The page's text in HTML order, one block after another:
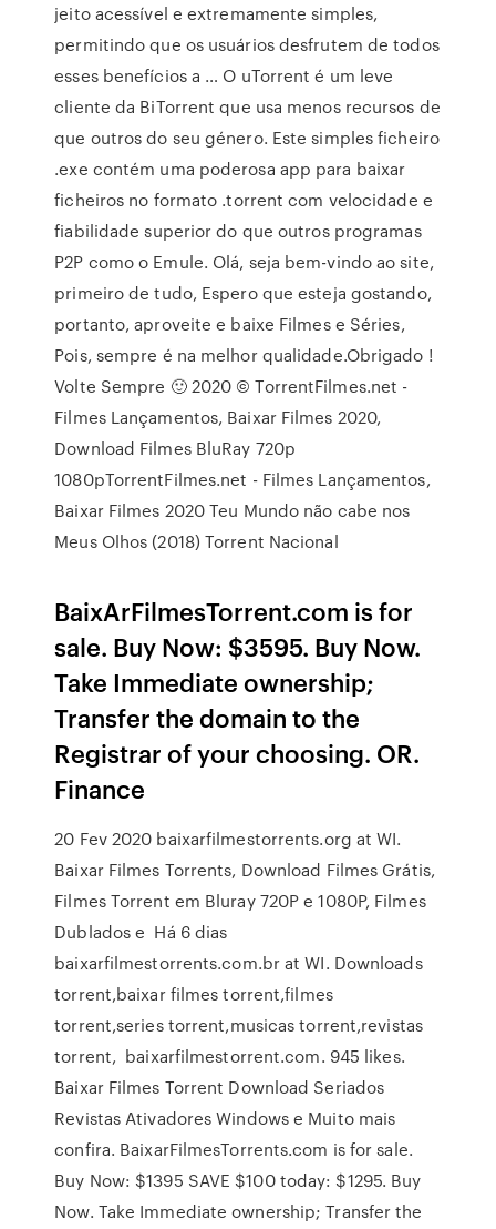
jeito acessível e extremamente simples,
permitindo que os usuários desfrutem de todos
esses benefícios a … O uTorrent é um leve
cliente da BiTorrent que usa menos recursos de
que outros do seu género. Este simples ficheiro
.exe contém uma poderosa app para baixar
ficheiros no formato .torrent com velocidade e
fiabilidade superior do que outros programas
P2P como o Emule. Olá, seja bem-vindo ao site,
primeiro de tudo, Espero que esteja gostando,
portanto, aproveite e baixe Filmes e Séries,
Pois, sempre é na melhor qualidade.Obrigado !
Volte Sempre 🙂 2020 © TorrentFilmes.net -
Filmes Lançamentos, Baixar Filmes 2020,
Download Filmes BluRay 720p
1080pTorrentFilmes.net - Filmes Lançamentos,
Baixar Filmes 2020 Teu Mundo não cabe nos
Meus Olhos (2018) Torrent Nacional
BaixArFilmesTorrent.com is for
sale. Buy Now: $3595. Buy Now.
Take Immediate ownership;
Transfer the domain to the
Registrar of your choosing. OR.
Finance
20 Fev 2020 baixarfilmestorrents.org at WI.
Baixar Filmes Torrents, Download Filmes Grátis,
Filmes Torrent em Bluray 720P e 1080P, Filmes
Dublados e Há 6 dias
baixarfilmestorrents.com.br at WI. Downloads
torrent,baixar filmes torrent,filmes
torrent,series torrent,musicas torrent,revistas
torrent, baixarfilmestorrent.com. 945 likes.
Baixar Filmes Torrent Download Seriados
Revistas Ativadores Windows e Muito mais
confira. BaixarFilmesTorrents.com is for sale.
Buy Now: $1395 SAVE $100 today: $1295. Buy
Now. Take Immediate ownership; Transfer the